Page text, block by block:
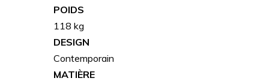
POIDS
118 kg
DESIGN
Contemporain
MATIÈRE